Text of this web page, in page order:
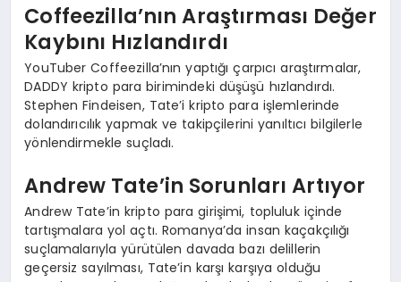
Coffeezilla’nın Araştırması Değer
Kaybını Hızlandırdı
YouTuber Coffeezilla’nın yaptığı çarpıcı araştırmalar,
DADDY kripto para birimindeki düşüşü hızlandırdı.
Stephen Findeisen, Tate’i kripto para işlemlerinde
dolandırıcılık yapmak ve takipçilerini yanıltıcı bilgilerle
yönlendirmekle suçladı.
Andrew Tate’in Sorunları Artıyor
Andrew Tate’in kripto para girişimi, topluluk içinde
tartışmalara yol açtı. Romanya’da insan kaçakçılığı
suçlamalarıyla yürütülen davada bazı delillerin
geçersiz sayılması, Tate’in karşı karşıya olduğu